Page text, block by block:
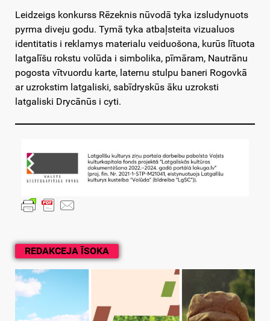
REDAKCEJA ĪSOKA
Leidzeigs konkurss Rēzeknis nūvodā tyka izsludynuots
pyrma diveju godu. Tymā tyka atbaļsteita vizualuos
identitatis i reklamys materialu veiduošona, kurūs lītuota
latgalīšu rokstu volūda i simbolika, pīmāram, Nautrānu
pogosta vītvuordu karte, laternu stulpu baneri Rogovkā
ar uzrokstim latgaliski, sabīdryskūs āku uzroksti
latgaliski Drycānūs i cyti.